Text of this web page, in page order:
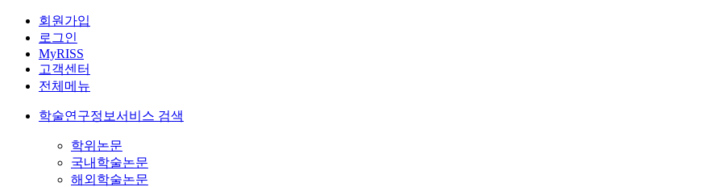
회원가입
로그인
MyRISS
고객센터
전체메뉴
학술연구정보서비스 검색
학위논문
국내학술논문
해외학술논문